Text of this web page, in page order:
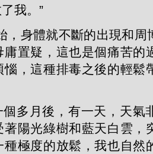
我。”
，身體就不斷的出現和周
置疑，這也是個痛苦的
，這種排毒之後的輕鬆
個多月後，有一天，天氣
陽光綠樹和藍天白雲，
種極度的放鬆，我也自然